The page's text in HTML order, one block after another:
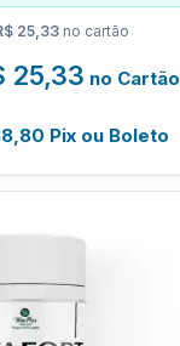
25,33 no cartão
25,33 no Cartão
Pix ou Boleto